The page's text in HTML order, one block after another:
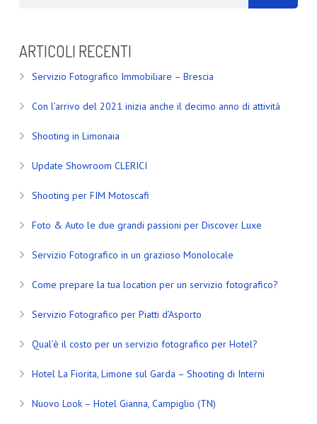
ARTICOLI RECENTI
Servizio Fotografico Immobiliare – Brescia
Con l’arrivo del 2021 inizia anche il decimo anno di attività
Shooting in Limonaia
Update Showroom CLERICI
Shooting per FIM Motoscafi
Foto & Auto le due grandi passioni per Discover Luxe
Servizio Fotografico in un grazioso Monolocale
Come prepare la tua location per un servizio fotografico?
Servizio Fotografico per Piatti d’Asporto
Qual’è il costo per un servizio fotografico per Hotel?
Hotel La Fiorita, Limone sul Garda – Shooting di Interni
Nuovo Look – Hotel Gianna, Campiglio (TN)